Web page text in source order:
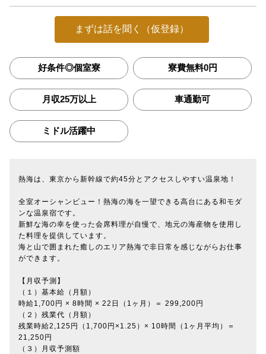
まずは話を聞く（仮登録）
好条件◎個室寮 寮費無料0円
月収25万以上 車通勤可
ミドル活躍中
熱海は、東京から新幹線で約45分とアクセスしやすい温泉地！
全室オーシャンビュー！熱海の海を一望できる高台にある和モダ
ンな温泉宿です。
新鮮な海の幸を使った会席料理が自慢で、地元の海産物を使用し
た料理を提供しています。
海と山で囲まれた癒しのエリア熱海で非日常を感じながらお仕事
ができます。
【月収予測】
（１）基本給（月額）
時給1,700円 × 8時間 × 22日（1ヶ月）＝ 299,200円
（２）残業代（月額）
残業時給2,125円（1,700円×1.25）× 10時間（1ヶ月平均）＝
21,250円
（３）月収予測額